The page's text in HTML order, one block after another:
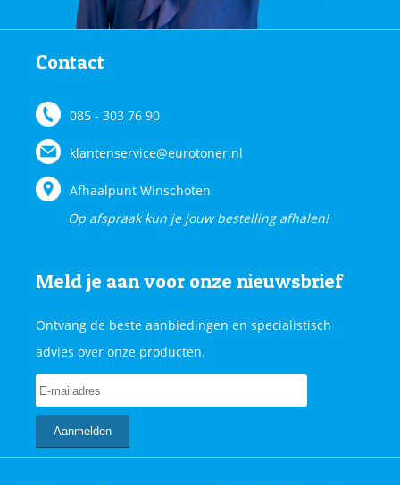
Contact
085 - 303 76 90
klantenservice@eurotoner.nl
Afhaalpunt Winschoten
Op afspraak kun je jouw bestelling afhalen!
Meld je aan voor onze nieuwsbrief
Ontvang de beste aanbiedingen en specialistisch
advies over onze producten.